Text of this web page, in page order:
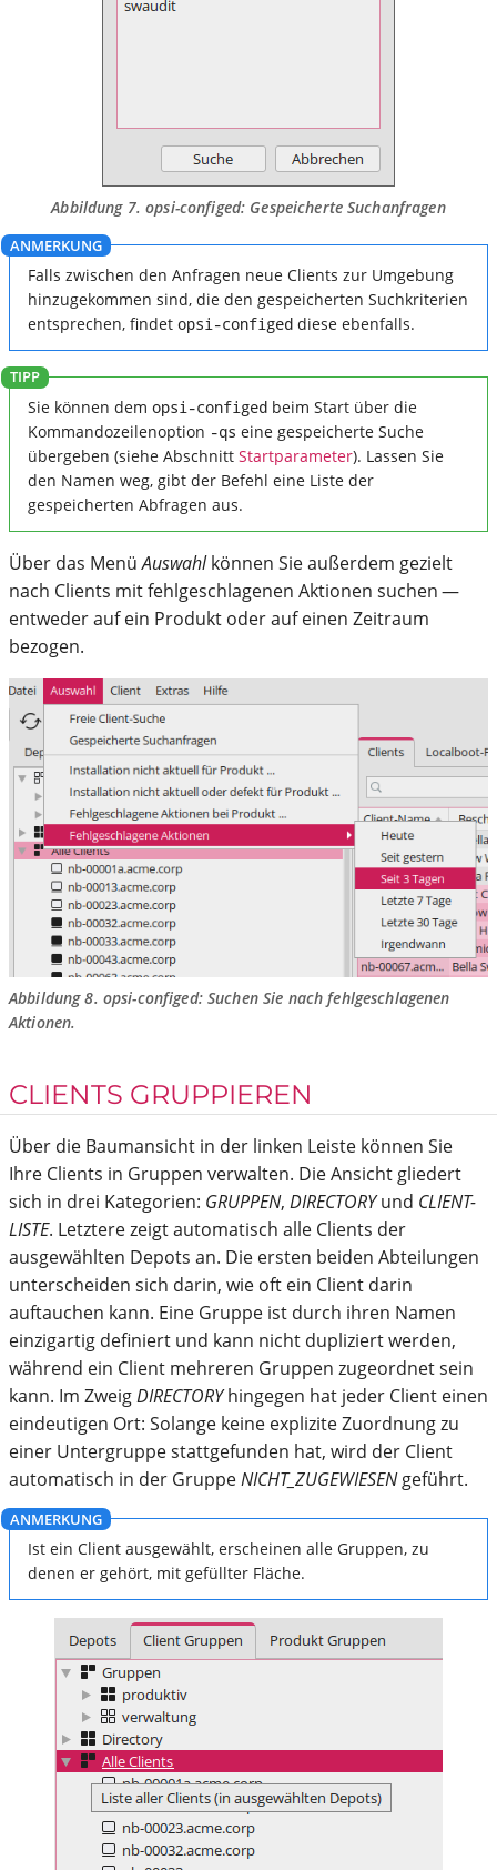
Abbildung 7.opsi-configed: Gespeicherte Suchanfragen
Falls zwischen den Anfragen neue Clients zur Umgebung
hinzugekommen sind, die den gespeicherten Suchkriterien
entsprechen, findet opsi-configed diese ebenfalls.
Sie können dem opsi-configed beim Start über die
Kommandozeilenoption -qs eine gespeicherte Suche
übergeben (siehe Abschnitt Startparameter). Lassen Sie
den Namen weg, gibt der Befehl eine Liste der
gespeicherten Abfragen aus.
Über das MenüAuswahlkönnen Sie außerdem gezielt
nach Clients mit fehlgeschlagenen Aktionen suchen —
entweder auf ein Produkt oder auf einen Zeitraum
bezogen.
Abbildung 8. opsi-configed: Suchen Sie nach fehlgeschlagenen
Aktionen.
CLIENTS GRUPPIEREN
Über die Baumansicht in der linken Leiste können Sie
Ihre Clients in Gruppen verwalten. Die Ansicht gliedert
sich in drei Kategorien: GRUPPEN, DIRECTORYund CLIENT-
LISTE. Letztere zeigt automatisch alle Clients der
ausgewählten Depots an. Die ersten beiden Abteilungen
unterscheiden sich darin, wie oft ein Client darin
auftauchen kann. Eine Gruppe ist durch ihren Namen
einzigartig definiert und kann nicht dupliziert werden,
während ein Client mehreren Gruppen zugeordnet sein
kann. Im ZweigDIRECTORYhingegen hat jeder Client einen
eindeutigen Ort: Solange keine explizite Zuordnung zu
einer Untergruppe stattgefunden hat, wird der Client
automatisch in der GruppeNICHT_ZUGEWIESENgeführt.
Ist ein Client ausgewählt, erscheinen alle Gruppen, zu
denen er gehört, mit gefüllter Fläche.